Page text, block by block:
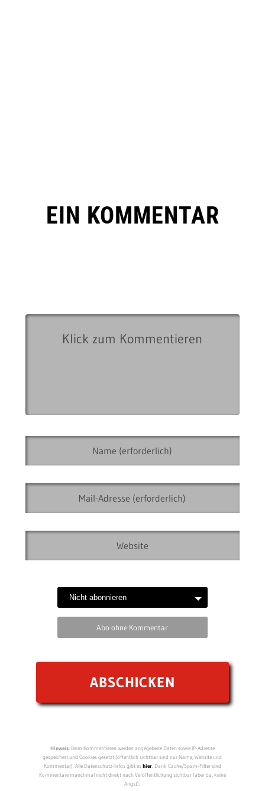
EIN KOMMENTAR
Abo ohne Kommentar
Hinweis:Beim Kommentieren werden angegebene Daten sowie IP-Adresse
gespeichert und Cookies gesetzt (öffentlich sichtbar sind nur Name, Website und
Kommentar). Alle Datenschutz-Infos gibt eshier. Dank Cache/Spam-Filter sind
Kommentare manchmal nicht direkt nach Veröffentlichung sichtbar (aber da, keine
Angst).